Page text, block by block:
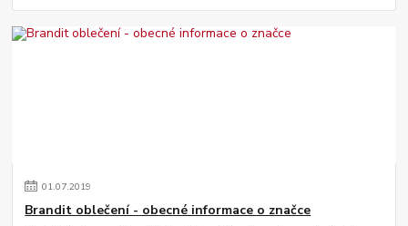
01.07.2019
Brandit oblečení - obecné informace o značce